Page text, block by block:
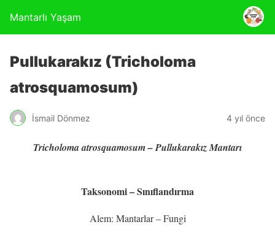
Mantarlı Yaşam
Pullukarakız (Tricholoma
atrosquamosum)
İsmail Dönmez 4 yıl önce
Tricholoma atrosquamosum – Pullukarakız Mantarı
Taksonomi – Sınıflandırma
Alem: Mantarlar – Fungi